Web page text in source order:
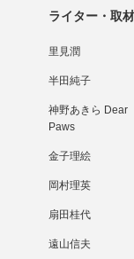
ライター・取
里見潤
半田純子
神野あきら Dear
Paws
金子理絵
岡村理英
扇田桂代
遠山信夫